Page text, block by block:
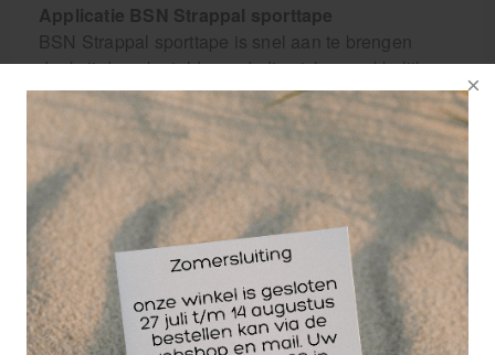
Applicatie BSN Strappal sporttape
BSN Strappal sporttape is snel aan te brengen
dankzij de gekartelde rand, die zich gemakkelijk
met de hand laat afscheuren, zowel in de lengte als
in de breedte. Om een optimale hechting van de
sporttape te bereiken, dient BSN Strappal sporttape
op een schone en droge huid te worden
aangebracht. Deze veilige hechting maakt dat
Strappal tape het gewricht een optimale stabilisatie
biedt. De kleeflaag van BSN Strappal sporttape
houdt ook stand bij sterke tractie.
Toepassing BSN Strappal sporttape